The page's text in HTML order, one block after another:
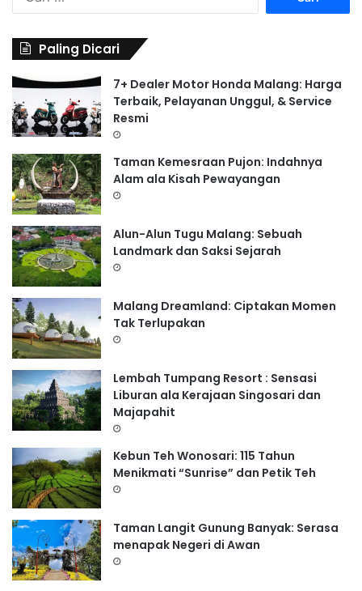
t
u
Paling Dicari
7+ Dealer Motor Honda Malang: Harga
Terbaik, Pelayanan Unggul, & Service
Resmi
Taman Kemesraan Pujon: Indahnya
Alam ala Kisah Pewayangan
Alun-Alun Tugu Malang: Sebuah
Landmark dan Saksi Sejarah
Malang Dreamland: Ciptakan Momen
Tak Terlupakan
Lembah Tumpang Resort : Sensasi
Liburan ala Kerajaan Singosari dan
Majapahit
Kebun Teh Wonosari: 115 Tahun
Menikmati “Sunrise” dan Petik Teh
Taman Langit Gunung Banyak: Serasa
menapak Negeri di Awan